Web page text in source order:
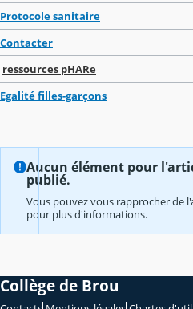
Protocole sanitaire
Contacter
ressources pHARe
Egalité filles-garçons
Aucun élément pour
publié.
Vous pouvez vous rapprocher de
pour plus d'informations.
Collège de Brou